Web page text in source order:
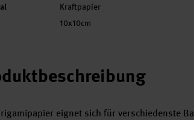
Kraftpapier
10x10cm
eignet sich für verschiedenste